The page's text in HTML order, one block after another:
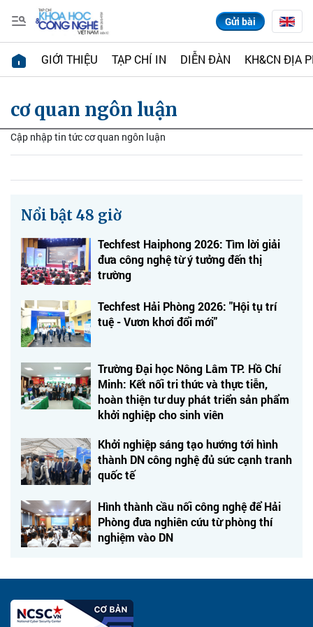
Gửi bài
GIỚI THIỆU TẠP CHÍ IN DIỄN ĐÀN KH&CN ĐỊA
cơ quan ngôn luận
Cập nhập tin tức cơ quan ngôn luận
Nổi bật 48 giờ
Techfest Haiphong 2026: Tìm lời giải
đưa công nghệ từ ý tưởng đến thị
trường
Techfest Hải Phòng 2026: "Hội tụ trí
tuệ - Vươn khơi đổi mới"
Trường Đại học Nông Lâm TP. Hồ Chí
Minh: Kết nối tri thức và thực tiễn,
hoàn thiện tư duy phát triển sản phẩm
khởi nghiệp cho sinh viên
Khởi nghiệp sáng tạo hướng tới hình
thành DN công nghệ đủ sức cạnh tranh
quốc tế
Hình thành cầu nối công nghệ để Hải
Phòng đưa nghiên cứu từ phòng thí
nghiệm vào DN